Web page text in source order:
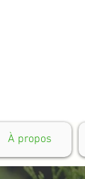
À propos